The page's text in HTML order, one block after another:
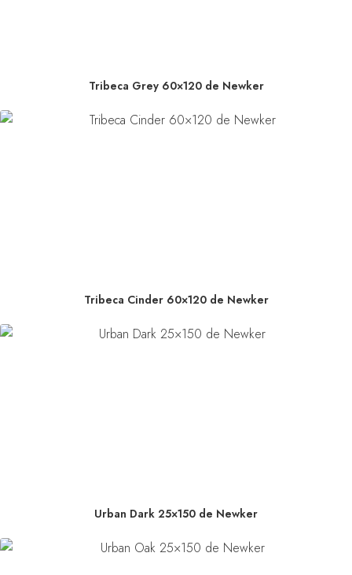
Tribeca Grey 60×120 de Newker
Tribeca Cinder 60×120 de Newker
Urban Dark 25×150 de Newker